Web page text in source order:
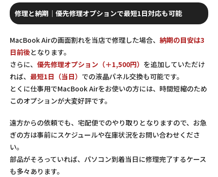
修理と納期｜優先修理オプションで最短1日対応も可能
MacBook Airの画面割れを当店で修理した場合、 納期の目安は3
日前後となります。
さらに、 優先修理オプション（＋1,500円） を追加していただけ
れば、 最短1日（当日） での液晶パネル交換も可能です。
とくに仕事用でMacBook Airをお使いの方には、時間短縮のため
このオプションが大変好評です。
遠方からの依頼でも、宅配便でのやり取りとなりますので、お急
ぎの方は事前にスケジュールや在庫状況をお問い合わせくださ
い。
部品がそろっていれば、パソコン到着当日に修理完了するケース
も多々あります。